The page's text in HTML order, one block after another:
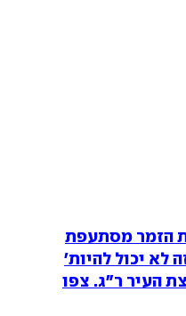
הזמר מסתעפת
לא יכול להיות'
העיר ר"ג. צפו